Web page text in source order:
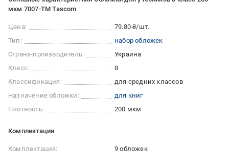
мкм 7007-ТМ Tascom
Цена:
79.80 ₴/шт.
Тип:
набор обложек
Страна-производитель:
Украина
Класс:
8
Классификация:
для средних классов
Назначение обложки:
для книг
Плотность:
200 мкм
Комплектация
Комплектация: 9 обложек